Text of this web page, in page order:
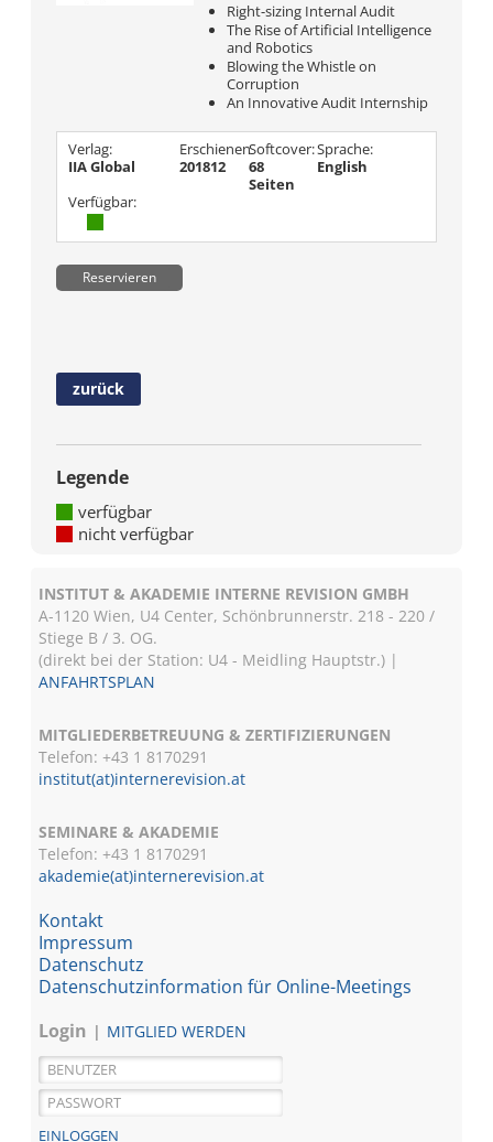
Right-sizing Internal Audit
The Rise of Artificial Intelligence
and Robotics
Blowing the Whistle on
Corruption
An Innovative Audit Internship
Verlag:
IIA Global
Erschienen
201812
Softcover:
68
Seiten
Sprache:
English
Verfügbar:
Reservieren
zurück
Legende
verfügbar
nicht verfügbar
INSTITUT & AKADEMIE INTERNE REVISION GMBH
A-1120 Wien, U4 Center, Schönbrunnerstr. 218 - 220 /
Stiege B / 3. OG.
(direkt bei der Station: U4 - Meidling Hauptstr.) |
ANFAHRTSPLAN
MITGLIEDERBETREUUNG & ZERTIFIZIERUNGEN
Telefon: +43 1 8170291
institut(at)internerevision.at
SEMINARE & AKADEMIE
Telefon: +43 18170291
akademie(at)internerevision.at
Kontakt
Impressum
Datenschutz
Datenschutzinformation für Online-Meetings
Login
MITGLIED WERDEN